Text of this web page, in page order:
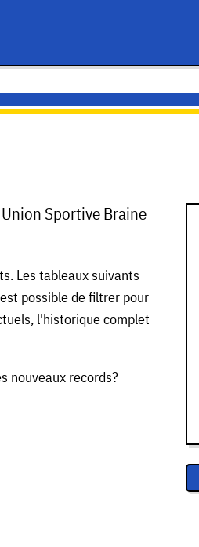
Sportive Braine
Les tableaux suivants
possible de filtrer pour
l'historique complet
nouveaux records?